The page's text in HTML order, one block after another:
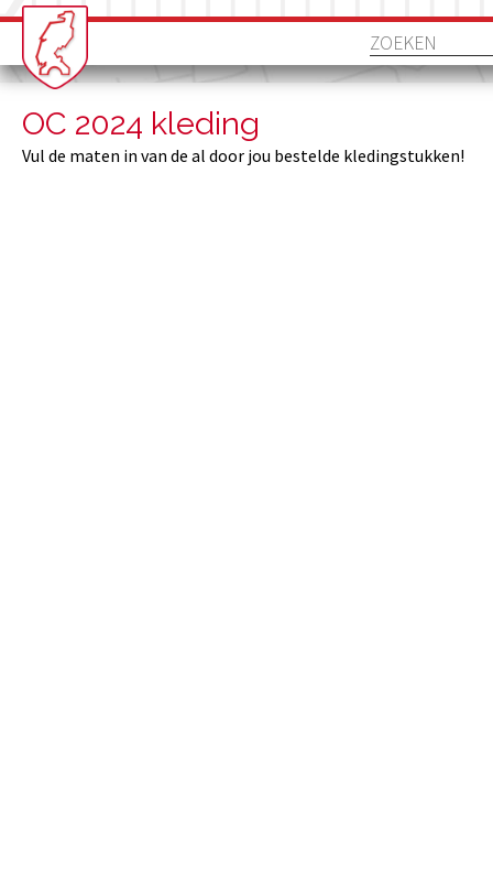
OC 2024 kleding
Vul de maten in van de al door jou bestelde kledingstukken!